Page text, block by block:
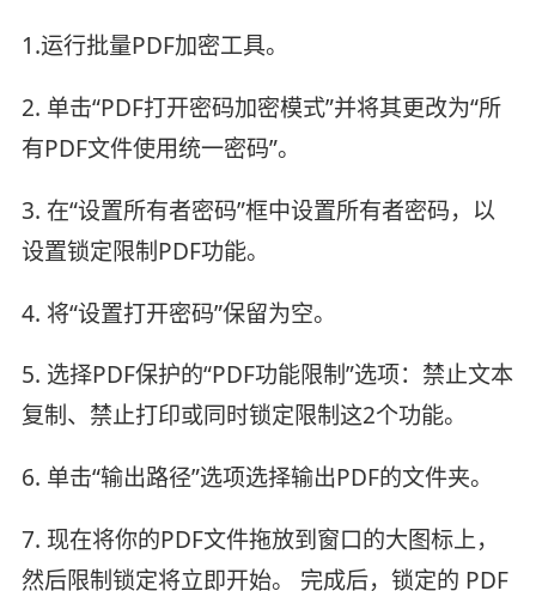
1.运行批量PDF加密工具。
2. 单击“PDF打开密码加密模式”并将其更改为“所
有PDF文件使用统一密码”。
3. 在“设置所有者密码”框中设置所有者密码，以
设置锁定限制PDF功能。
4. 将“设置打开密码”保留为空。
5. 选择PDF保护的“PDF功能限制”选项：禁止文本
复制、禁止打印或同时锁定限制这2个功能。
6. 单击“输出路径”选项选择输出PDF的文件夹。
7. 现在将你的PDF文件拖放到窗口的大图标上，
然后限制锁定将立即开始。 完成后，锁定的 PDF